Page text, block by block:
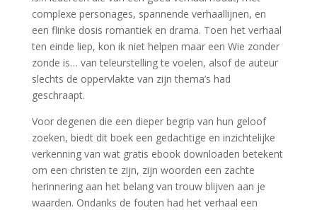
complexe personages, spannende verhaallijnen, en
een flinke dosis romantiek en drama. Toen het verhaal
ten einde liep, kon ik niet helpen maar een Wie zonder
zonde is… van teleurstelling te voelen, alsof de auteur
slechts de oppervlakte van zijn thema’s had
geschraapt.
Voor degenen die een dieper begrip van hun geloof
zoeken, biedt dit boek een gedachtige en inzichtelijke
verkenning van wat gratis ebook downloaden betekent
om een christen te zijn, zijn woorden een zachte
herinnering aan het belang van trouw blijven aan je
waarden. Ondanks de fouten had het verhaal een